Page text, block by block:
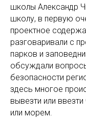
школы Александр
школу, в первую
проектное
разговаривали с
парков и
обсуждали
безопасности
здесь многое
вывезти или
или морем.